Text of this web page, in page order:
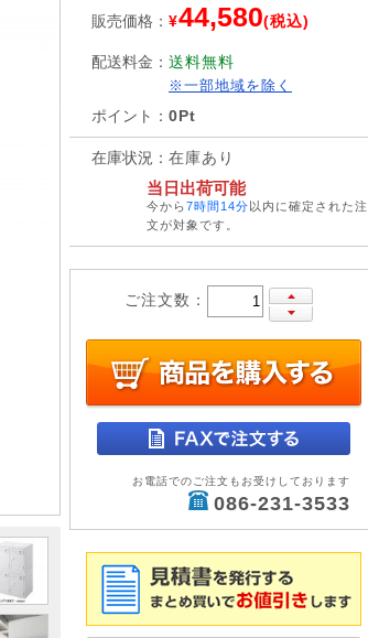
販売価格 ： ¥44,580(税込)
配送料金 ： 送料無料
※一部地域を除く
ポイント ： 0Pt
在庫状況 ： 在庫あり
当日出荷可能
今から7時間14分以内に確定された注
文が対象です。
ご注文数：
お電話でのご注文もお受けしております
086-231-3533